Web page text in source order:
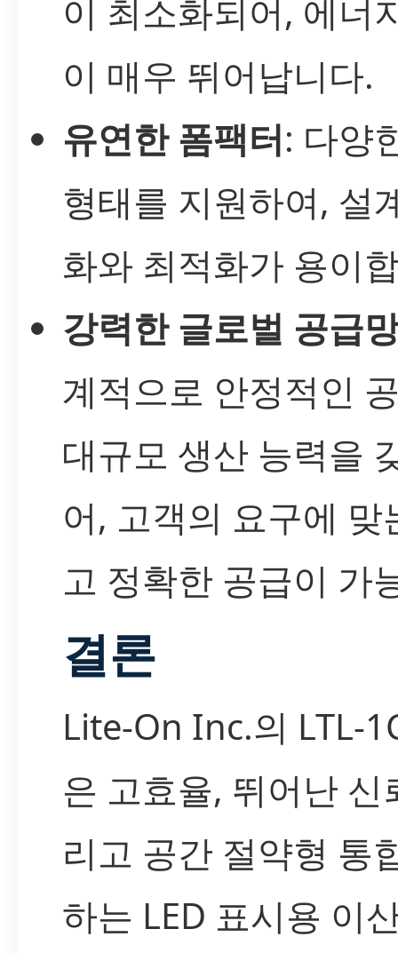
이 최소화되어, 에너
이 매우 뛰어납니다.
유연한 폼팩터: 다양
형태를 지원하여, 설
화와 최적화가 용이
강력한 글로벌 공급
계적으로 안정적인
대규모 생산 능력을
어, 고객의 요구에 맞
고 정확한 공급이 가
결론
Lite-On Inc.의 LTL-
은 고효율, 뛰어난 신
리고 공간 절약형 통
하는 LED 표시용 이